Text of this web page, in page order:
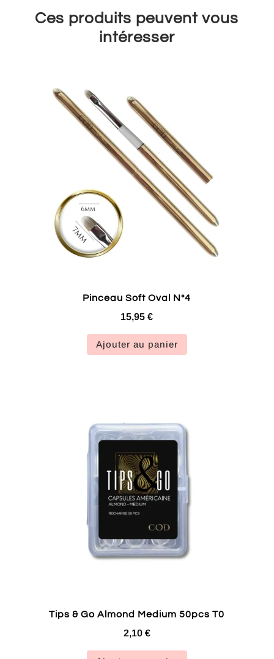
Ces produits peuvent vous
intéresser
Pinceau Soft Oval N°4
15,95€
Ajouter au panier
Tips & Go Almond Medium 50pcs T0
2,10 €